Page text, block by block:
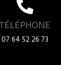
TÉLÉPHONE
07 64 52 26 73